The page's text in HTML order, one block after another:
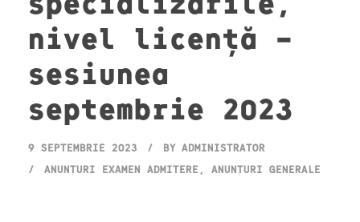
nivel licență –
sesiunea
septembrie 2023
9 SEPTEMBRIE 2023 BY ADMINISTRATOR
ANUNȚURI EXAMEN ADMITERE , ANUNȚURI GENERALE